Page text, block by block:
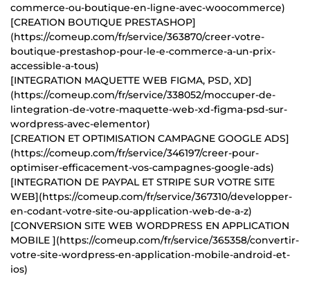
commerce-ou-boutique-en-ligne-avec-woocommerce)
[CREATION BOUTIQUE PRESTASHOP]
(https://comeup.com/fr/service/363870/creer-votre-
boutique-prestashop-pour-le-e-commerce-a-un-prix-
accessible-a-tous)
[INTEGRATION MAQUETTE WEB FIGMA, PSD, XD]
(https://comeup.com/fr/service/338052/moccuper-de-
lintegration-de-votre-maquette-web-xd-figma-psd-sur-
wordpress-avec-elementor)
[CREATION ET OPTIMISATION CAMPAGNE GOOGLE ADS]
(https://comeup.com/fr/service/346197/creer-pour-
optimiser-efficacement-vos-campagnes-google-ads)
[INTEGRATION DE PAYPAL ET STRIPE SUR VOTRE SITE
WEB](https://comeup.com/fr/service/367310/developper-
en-codant-votre-site-ou-application-web-de-a-z)
[CONVERSION SITE WEB WORDPRESS EN APPLICATION
MOBILE ](https://comeup.com/fr/service/365358/convertir-
votre-site-wordpress-en-application-mobile-android-et-
ios)